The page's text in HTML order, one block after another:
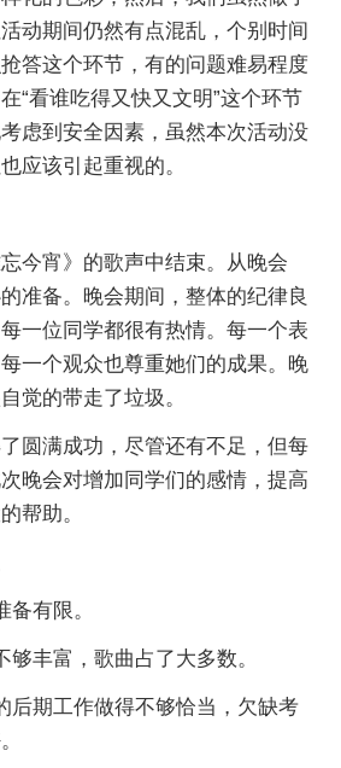
动期间仍然有点混乱，个别时间
答这个环节，有的问题难易程度
“看谁吃得又快又文明”这个环节
虑到安全因素，虽然本次活动没
应该引起重视的。
宵》的歌声中结束。从晚会
准备。晚会期间，整体的纪律良
一位同学都很有热情。每一个表
一个观众也尊重她们的成果。晚
觉的带走了垃圾。
满成功，尽管还有不足，但每
晚会对增加同学们的感情，提高
帮助。
有限。
丰富，歌曲占了大多数。
期工作做得不够恰当，欠缺考